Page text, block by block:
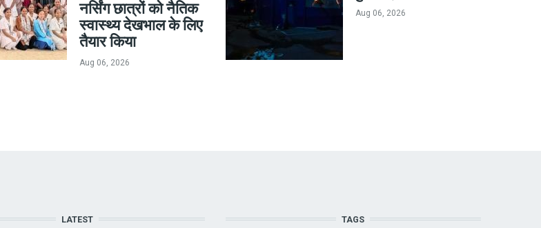
नर्सिंग छात्रों को नैतिक
स्वास्थ्य देखभाल के लिए
तैयार किया
Aug 06, 2026
Aug 06, 2026
LATEST TAGS